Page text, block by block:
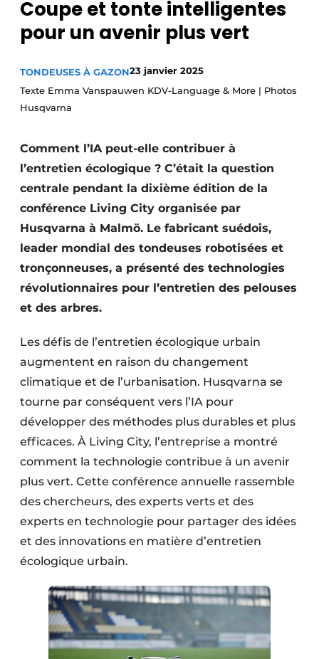
Podcasts
Privacy / Cookie statement
S’inscrire
Termes et conditions
Video’s
Coupe et tonte intelligentes
pour un avenir plus vert
TONDEUSES À GAZON23 janvier 2025
Texte Emma Vanspauwen KDV-Language & More | Photos
Husqvarna
Comment l’IA peut-elle contribuer à
l’entretien écologique ? C’était la question
centrale pendant la dixième édition de la
conférence Living City organisée par
Husqvarna à Malmö. Le fabricant suédois,
leader mondial des tondeuses robotisées et
tronçonneuses, a présenté des technologies
révolutionnaires pour l’entretien des pelouses
et des arbres.
Les défis de l’entretien écologique urbain
augmentent en raison du changement
climatique et de l’urbanisation. Husqvarna se
tourne par conséquent vers l’IA pour
développer des méthodes plus durables et plus
efficaces. À Living City, l’entreprise a montré
comment la technologie contribue à un avenir
plus vert. Cette conférence annuelle rassemble
des chercheurs, des experts verts et des
experts en technologie pour partager des idées
et des innovations en matière d’entretien
écologique urbain.